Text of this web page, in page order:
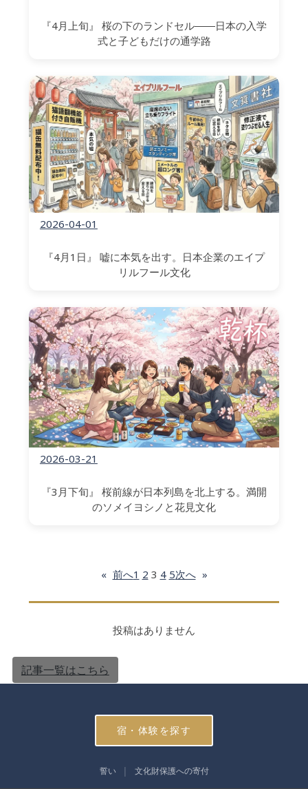
『4月上旬』 桜の下のランドセル――日本の入学
式と子どもだけの通学路
2026-04-01
『4月1日』 嘘に本気を出す。日本企業のエイプ
リルフール文化
2026-03-21
『3月下旬』 桜前線が日本列島を北上する。満開
のソメイヨシノと花見文化
« 前へ1 2 3 4 5次へ »
投稿はありません
記事一覧はこちら
宿・体験を探す
誓い 文化財保護への寄付